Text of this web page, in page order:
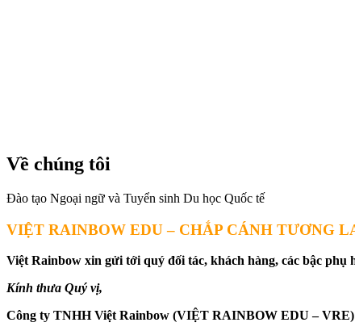
Về chúng tôi
Đào tạo Ngoại ngữ và Tuyển sinh Du học Quốc tế
VIỆT RAINBOW EDU – CHẮP CÁNH TƯƠNG
Việt Rainbow xin gửi tới quý đối tác, khách hàng, các bậc phụ
Kính thưa Quý vị,
Công ty TNHH Việt Rainbow (VIỆT RAINBOW EDU – VRE)